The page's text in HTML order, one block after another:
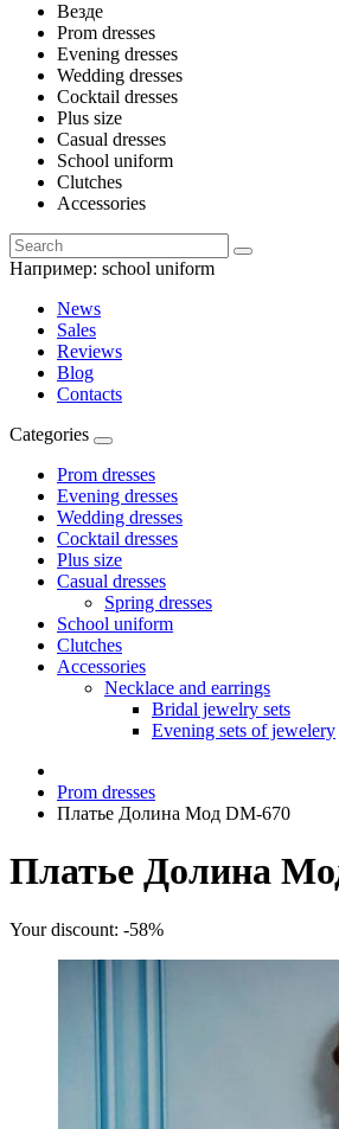
Везде
Prom dresses
Evening dresses
Wedding dresses
Cocktail dresses
Plus size
Casual dresses
School uniform
Clutches
Accessories
Например: school uniform
News
Sales
Reviews
Blog
Contacts
Categories
Prom dresses
Evening dresses
Wedding dresses
Cocktail dresses
Plus size
Casual dresses
Spring dresses
School uniform
Clutches
Accessories
Necklace and earrings
Bridal jewelry sets
Evening sets of jewelery
Prom dresses
Платье Долина Мод DM-670
Платье Долина
Your discount: -58%